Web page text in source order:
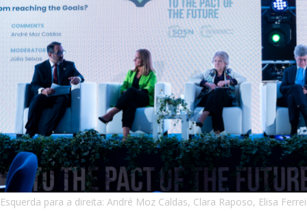
Esquerda para a direita: André Moz Caldas, Clara Raposo, Elisa